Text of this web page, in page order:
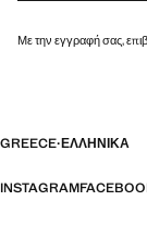
Με την εγγραφή σας,
GREECE·ΕΛΛΗΝΙΚΆ
INSTAGRAM